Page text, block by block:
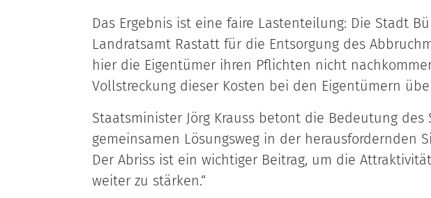
Das Ergebnis ist eine faire Lastenteilung: Die Stadt
Landratsamt Rastatt für die Entsorgung des
hier die Eigentümer ihren Pflichten nicht
Vollstreckung dieser Kosten bei den Eigentümern
Staatsminister Jörg Krauss betont die Bedeutung
gemeinsamen Lösungsweg in der
Der Abriss ist ein wichtiger Beitrag, um die
weiter zu stärken.“